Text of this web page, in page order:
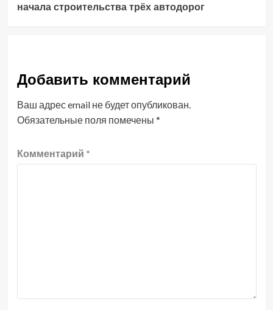
начала строительства трёх автодорог
Добавить комментарий
Ваш адрес email не будет опубликован.
Обязательные поля помечены *
Комментарий *